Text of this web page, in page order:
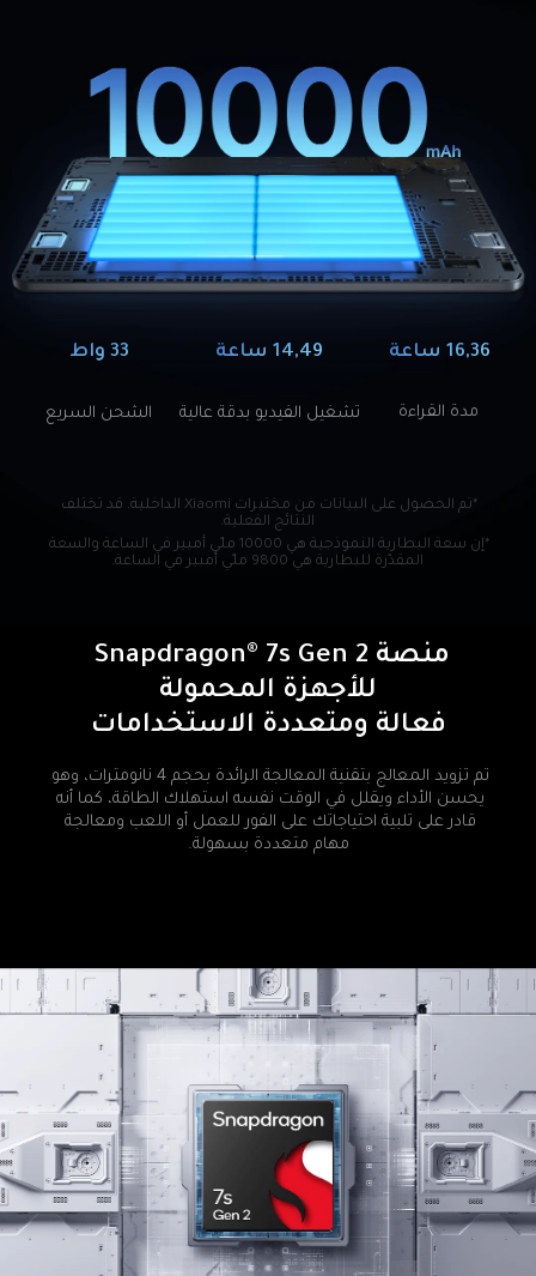
33 واط
الشحن السريع
14,49 ساعة
تشغيل الفيديو بدقة عالية
16,36 ساعة
مدة القراءة
*تم الحصول على البيانات من مختبرات Xiaomi الداخلية. قد تختلف
النتائج الفعلية.
*إن سعة البطارية النموذجية هي 10000 ملّي أمبير في الساعة والسعة
المقدّرة للبطارية هي 9800 ملّي أمبير في الساعة.
فعالة ومتعددة الاستخدامات
تم تزويد المعالج بتقنية المعالجة الرائدة بحجم 4 نانومترات، وهو
يحسن الأداء ويقلل في الوقت نفسه استهلاك الطاقة، كما أنه
قادر على تلبية احتياجاتك على الفور للعمل أو اللعب ومعالجة
مهام متعددة بسهولة.